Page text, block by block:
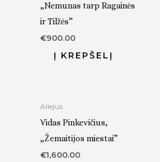
„Nemunas tarp Ragainės
ir Tilžės”
€900.00
Aliejus
Vidas Pinkevičius,
„Žemaitijos miestai”
€1,600.00